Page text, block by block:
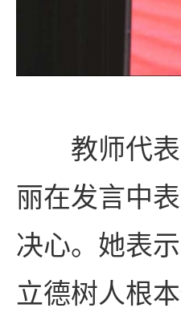
教师代
丽在发言中
决心。她表
立德树人根